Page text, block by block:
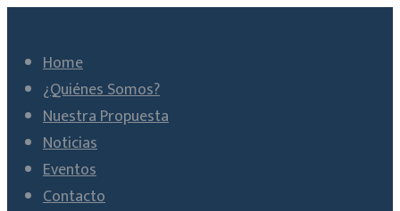
Home
¿Quiénes Somos?
Nuestra Propuesta
Noticias
Eventos
Contacto